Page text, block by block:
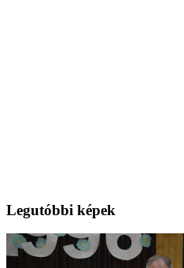
Legutóbbi képek